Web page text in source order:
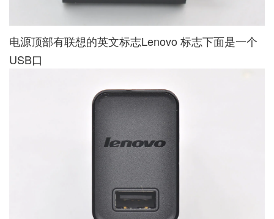
电源顶部有联想的英文标志Lenovo 标志下面是一个
USB口